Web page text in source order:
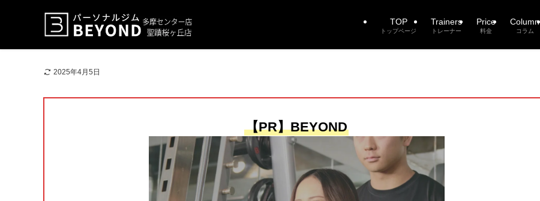
TOP
トップページ
Trainers
トレーナー
Price
料金
Column
コラム
2025年4月5日
【PR】BEYOND